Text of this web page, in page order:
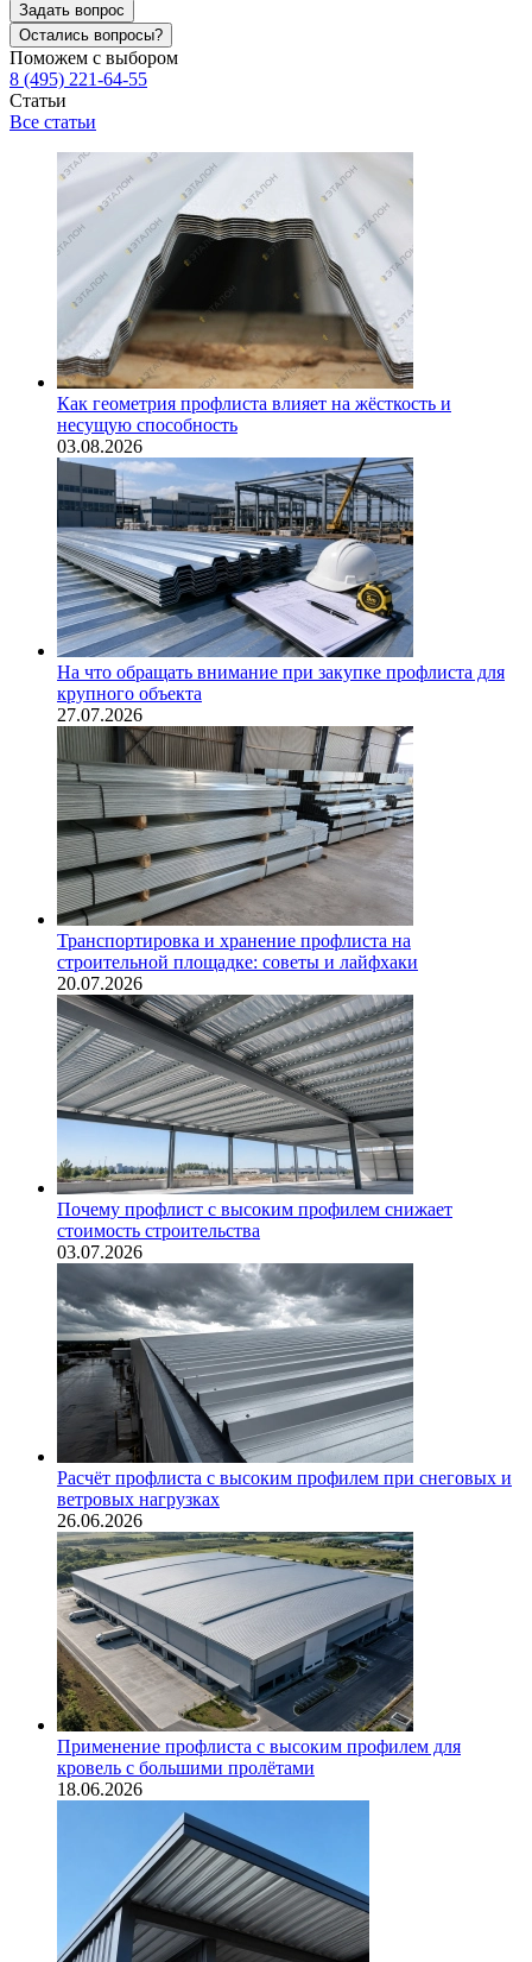
Задать вопрос
Остались вопросы?
Поможем с выбором
8 (495) 221-64-55
Статьи
Все статьи
Как геометрия профлиста влияет на жёсткость и
несущую способность
03.08.2026
На что обращать внимание при закупке профлиста для
крупного объекта
27.07.2026
Транспортировка и хранение профлиста на
строительной площадке: советы и лайфхаки
20.07.2026
Почему профлист с высоким профилем снижает
стоимость строительства
03.07.2026
Расчёт профлиста с высоким профилем при снеговых и
ветровых нагрузках
26.06.2026
Применение профлиста с высоким профилем для
кровель с большими пролётами
18.06.2026